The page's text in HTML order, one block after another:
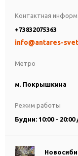
Метро
м. Покрышкина
Контактная
+73832075363
info@antares-
Режим работы
Будни: 10:00 -